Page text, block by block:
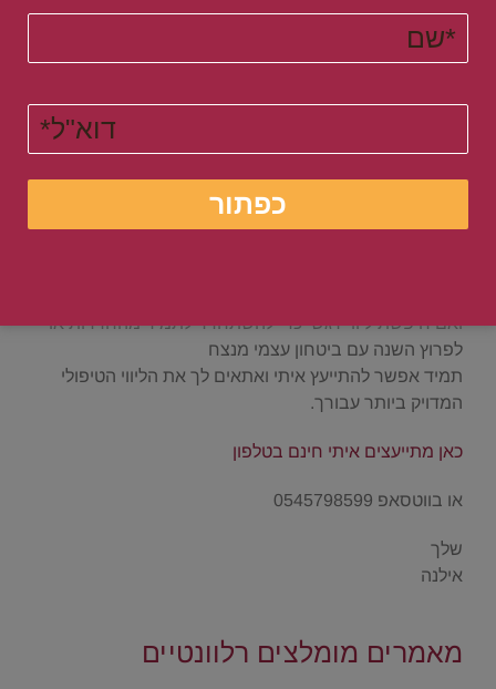
חיובית
איך לקחת שליטה על החיים? סוד השליטה האפקטיבית על
רגשיות כתוצאה מטראומה
ואם חיפשת ליווי רגשי כדי להשתחרר לתמיד מהחרדות או
לפרוץ השנה עם ביטחון עצמי מנצח
תמיד אפשר להתייעץ איתי ואתאים לך את הליווי הטיפולי
המדויק ביותר עבורך.
כאן מתייעצים איתי חינם בטלפון
או בווטסאפ 0545798599
שלך
אילנה
מאמרים מומלצים רלוונטיים